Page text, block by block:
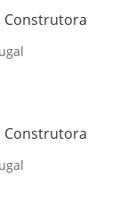
Construtora
Construtora